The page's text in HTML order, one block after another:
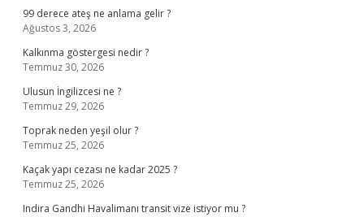
99 derece ateş ne anlama gelir ?
Ağustos 3, 2026
Kalkınma göstergesi nedir ?
Temmuz 30, 2026
Ulusun İngilizcesi ne ?
Temmuz 29, 2026
Toprak neden yeşil olur ?
Temmuz 25, 2026
Kaçak yapı cezası ne kadar 2025 ?
Temmuz 25, 2026
Indira Gandhi Havalimanı transit vize istiyor mu ?